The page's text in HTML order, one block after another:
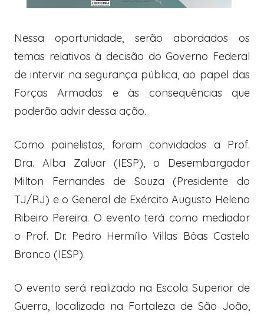
Nessa oportunidade, serão abordados os
temas relativos à decisão do Governo Federal
de intervir na segurança pública, ao papel das
Forças Armadas e às consequências que
poderão advir dessa ação.
Como painelistas, foram convidados a Prof.
Dra. Alba Zaluar (IESP), o Desembargador
Milton Fernandes de Souza (Presidente do
TJ/RJ) e o General de Exército Augusto Heleno
Ribeiro Pereira. O evento terá como mediador
o Prof. Dr. Pedro Hermílio Villas Bôas Castelo
Branco (IESP).
O evento será realizado na Escola Superior de
Guerra, localizada na Fortaleza de São João,